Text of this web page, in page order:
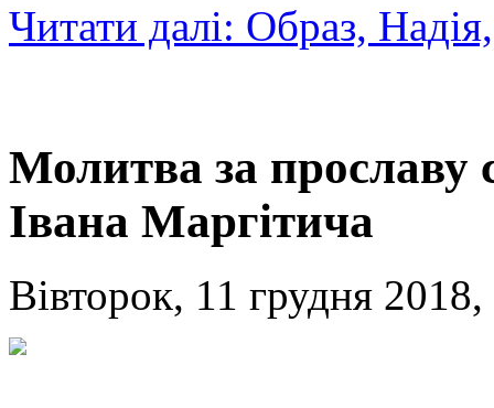
Читати далі: Образ,
Молитва за прославу
Івана Маргітича
Вівторок, 11 грудня